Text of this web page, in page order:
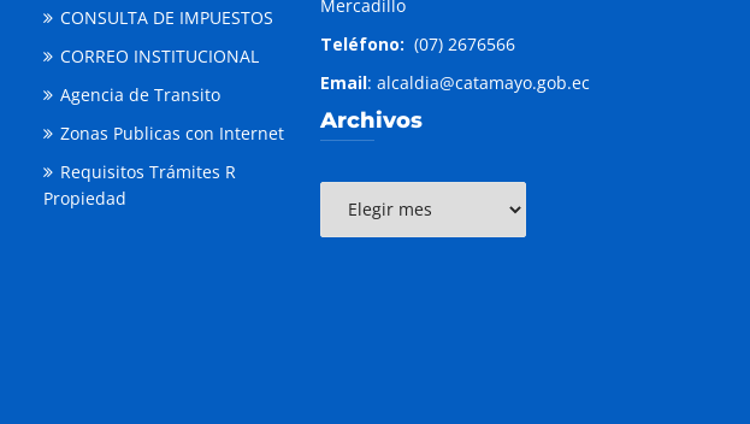
CONSULTA DE IMPUESTOS
CORREO INSTITUCIONAL
Agencia de Transito
Zonas Publicas con Internet
Requisitos Trámites R
Propiedad
Mercadillo
Teléfono: (07) 2676566
Email: alcaldia@catamayo.gob.ec
Archivos